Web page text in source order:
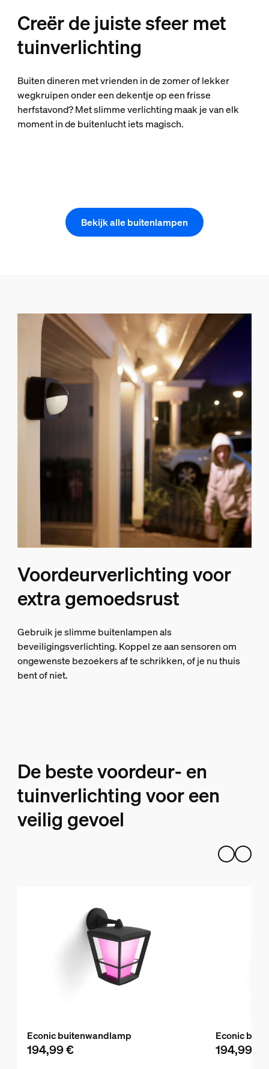
Creër de juiste sfeer met
tuinverlichting
Buiten dineren met vrienden in de zomer of lekker
wegkruipen onder een dekentje op een frisse
herfstavond? Met slimme verlichting maak je van elk
moment in de buitenlucht iets magisch.
Bekijk alle buitenlampen
Voordeurverlichting voor
extra gemoedsrust
Gebruik je slimme buitenlampen als
beveiligingsverlichting. Koppel ze aan sensoren om
ongewenste bezoekers af te schrikken, of je nu thuis
bent of niet.
De beste voordeur- en
tuinverlichting voor een
veilig gevoel
Econic buitenwandlamp
194,99 €
Econic
194,99 €